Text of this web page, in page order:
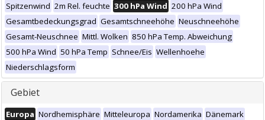
Spitzenwind 2m Rel. feuchte 300 hPa Wind 200 hPa Wind
Gesamtbedeckungsgrad Gesamtschneehöhe Neuschneehöhe
Gesamt-Neuschnee Mittl. Wolken 850 hPa Temp. Abweichung
500 hPa Wind 50 hPa Temp Schnee/Eis Wellenhoehe
Niederschlagsform
Gebiet
Europa Nordhemisphäre Mitteleuropa Nordamerika Dänemark